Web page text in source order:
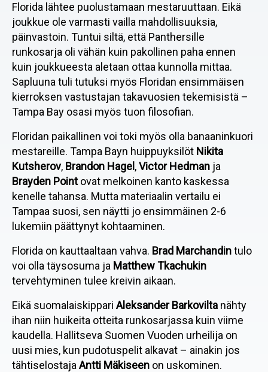
Florida lähtee puolustamaan mestaruuttaan. Eikä
joukkue ole varmasti vailla mahdollisuuksia,
päinvastoin. Tuntui siltä, että Panthersille
runkosarja oli vähän kuin pakollinen paha ennen
kuin joukkueesta aletaan ottaa kunnolla mittaa.
Sapluuna tuli tutuksi myös Floridan ensimmäisen
kierroksen vastustajan takavuosien tekemisistä –
Tampa Bay osasi myös tuon filosofian.
Floridan paikallinen voi toki myös olla banaaninkuori
mestareille. Tampa Bayn huippuyksilöt Nikita
Kutsherov, Brandon Hagel ,Victor Hedman ja
Brayden Pointovat melkoinen kanto kaskessa
kenelle tahansa. Mutta materiaalin vertailu ei
Tampaa suosi, sen näytti jo ensimmäinen 2-6
lukemiin päättynyt kohtaaminen.
Florida on kauttaaltaan vahva. Brad Marchandintulo
voi olla täysosuma ja Matthew Tkachukin
tervehtyminen tulee kreivin aikaan.
Eikä suomalaiskippari Aleksander Barkovilta nähty
ihan niin huikeita otteita runkosarjassa kuin viime
kaudella. Hallitseva Suomen Vuoden urheilija on
uusi mies, kun pudotuspelit alkavat – ainakin jos
tähtiselostaja Antti Mäkiseen on uskominen.